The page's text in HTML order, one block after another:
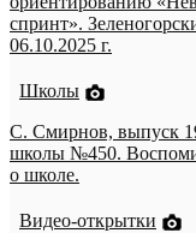
спринт».
06.10.2025 г.
Школы
С. Смирнов, выпуск
школы №450.
о школе.
Видео-открытки